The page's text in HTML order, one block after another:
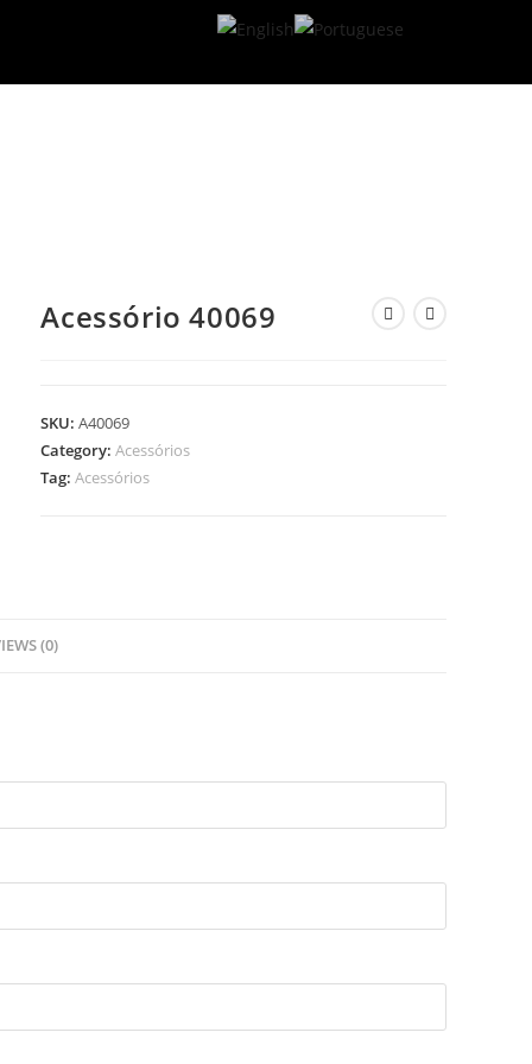
Acessório 40069
SKU:A40069
Category:Acessórios
Tag:Acessórios
(0)